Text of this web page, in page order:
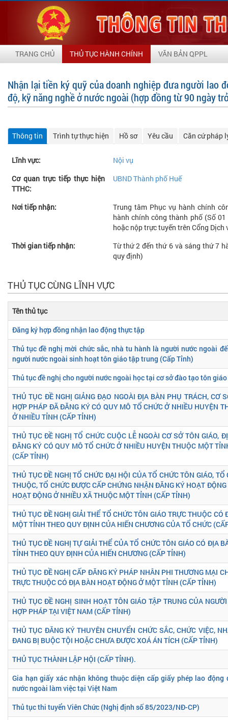
TRANG CHỦ THỦ TỤC HÀNH CHÍNH VĂN BẢN QPPL
Nhận lại tiền ký quỹ của doanh nghiệp đưa người lao
độ, kỹ năng nghề ở nước ngoài (hợp đồng từ 90 ngày
Thông tin Trình tự thực hiện Hồ sơ Yêu cầu Căn cứ pháp
Lĩnh vực:
Nội vụ
Cơ quan trực tiếp thực hiện
TTHC:
UBND Thành phố Huế
Nơi tiếp nhận:
Trung tâm Phục vụ hành chính
hành chính công thành phố (Số
hoặc nộp trực tuyến trên Cổng Dịch
Thời gian tiếp nhận:
Từ thứ 2 đến thứ 6 và sáng thứ 7
quy định)
THỦ TỤC CÙNG LĨNH VỰC
Tên thủ tục
Đăng ký hợp đồng nhận lao động thực tập
Thủ tục đề nghị mời chức sắc, nhà tu hành là người nước ngoài
người nước ngoài sinh hoạt tôn giáo tập trung (Cấp Tỉnh)
Thủ tục đề nghị cho người nước ngoài học tại cơ sở đào tạo tôn
THỦ TỤC ĐỀ NGHỊ GIẢNG ĐẠO NGOÀI ĐỊA BÀN PHỤ TRÁCH, CƠ
HỢP PHÁP ĐÃ ĐĂNG KÝ CÓ QUY MÔ TỔ CHỨC Ở NHIỀU HUYỆN
Ở NHIỀU TỈNH (CẤP TỈNH)
THỦ TỤC ĐỀ NGHỊ TỔ CHỨC CUỘC LỄ NGOÀI CƠ SỞ TÔN GIÁO,
ĐĂNG KÝ CÓ QUY MÔ TỔ CHỨC Ở NHIỀU HUYỆN THUỘC MỘT
(CẤP TỈNH)
THỦ TỤC ĐỀ NGHỊ TỔ CHỨC ĐẠI HỘI CỦA TỔ CHỨC TÔN GIÁO, TỔ
THUỘC, TỔ CHỨC ĐƯỢC CẤP CHỨNG NHẬN ĐĂNG KÝ HOẠT
HOẠT ĐỘNG Ở NHIỀU XÃ THUỘC MỘT TỈNH (CẤP TỈNH)
THỦ TỤC ĐỀ NGHỊ GIẢI THỂ TỔ CHỨC TÔN GIÁO TRỰC THUỘC
MỘT TỈNH THEO QUY ĐỊNH CỦA HIẾN CHƯƠNG CỦA TỔ CHỨC
THỦ TỤC ĐỀ NGHỊ TỰ GIẢI THỂ CỦA TỔ CHỨC TÔN GIÁO CÓ ĐỊA
TỈNH THEO QUY ĐỊNH CỦA HIẾN CHƯƠNG (CẤP TỈNH)
THỦ TỤC ĐỀ NGHỊ CẤP ĐĂNG KÝ PHÁP NHÂN PHI THƯƠNG MẠI
TRỰC THUỘC CÓ ĐỊA BÀN HOẠT ĐỘNG Ở MỘT TỈNH (CẤP TỈNH)
THỦ TỤC ĐỀ NGHỊ SINH HOẠT TÔN GIÁO TẬP TRUNG CỦA
HỢP PHÁP TẠI VIỆT NAM (CẤP TỈNH)
THỦ TỤC ĐĂNG KÝ THUYÊN CHUYỂN CHỨC SẮC, CHỨC VIỆC,
ĐANG BỊ BUỘC TỘI HOẶC CHƯA ĐƯỢC XOÁ ÁN TÍCH (CẤP TỈNH)
THỦ TỤC THÀNH LẬP HỘI (CẤP TỈNH).
Gia hạn giấy xác nhận không thuộc diện cấp giấy phép lao
nước ngoài làm việc tại Việt Nam
Thủ tục thi tuyển Viên Chức (Nghị định số 85/2023/NĐ-CP)